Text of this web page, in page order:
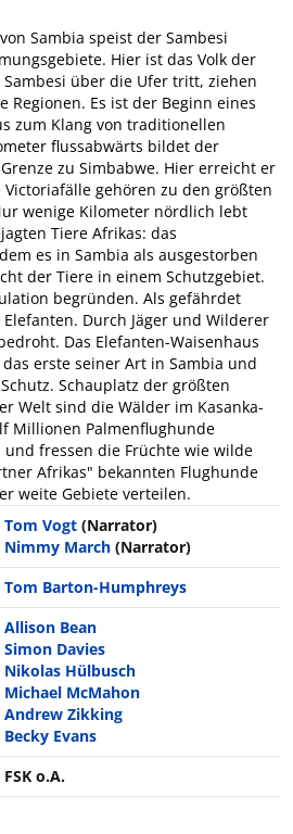
Sambia speist der Sambesi
Hier ist das Volk der
Sambesi über die Ufer tritt, ziehen
Regionen. Es ist der Beginn eines
zum Klang von traditionellen
flussabwärts bildet der
zu Simbabwe. Hier erreicht er
Victoriafälle gehören zu den größten
wenige Kilometer nördlich lebt
Tiere Afrikas: das
es in Sambia als ausgestorben
der Tiere in einem Schutzgebiet.
begründen. Als gefährdet
Durch Jäger und Wilderer
Das Elefanten-Waisenhaus
erste seiner Art in Sambia und
Schauplatz der größten
Welt sind die Wälder im Kasanka-
Millionen Palmenflughunde
fressen die Früchte wie wilde
Afrikas" bekannten Flughunde
weite Gebiete verteilen.
Tom Vogt (Narrator)
Nimmy March (Narrator)
Tom Barton-Humphreys
Allison Bean
Simon Davies
Nikolas Hülbusch
Michael McMahon
Andrew Zikking
Becky Evans
FSK o.A.